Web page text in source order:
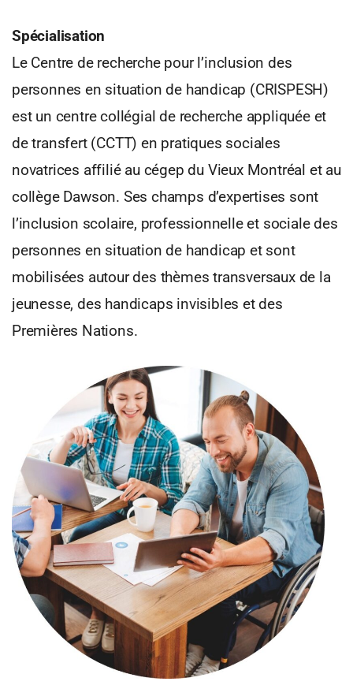
Spécialisation
Le Centre de recherche pour l’inclusion des
personnes en situation de handicap (CRISPESH)
est un centre collégial de recherche appliquée et
de transfert (CCTT) en pratiques sociales
novatrices affilié au cégep du Vieux Montréal et au
collège Dawson. Ses champs d’expertises sont
l’inclusion scolaire, professionnelle et sociale des
personnes en situation de handicap et sont
mobilisées autour des thèmes transversaux de la
jeunesse, des handicaps invisibles et des
Premières Nations.